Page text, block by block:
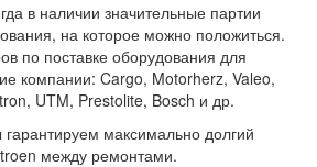
в наличии значительные партии
на которое можно положиться.
по поставке оборудования для
компании: Cargo, Motorherz, Valeo,
UTM, Prestolite, Bosch и др.
максимально долгий
между ремонтами.